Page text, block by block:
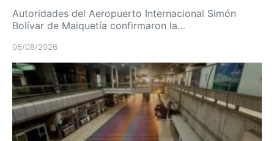
Autoridades del Aeropuerto Internacional Simón
Bolívar de Maiquetía confirmaron la…
05/08/2026